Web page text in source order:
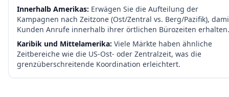
Innerhalb Amerikas: Erwägen Sie die Aufteilung der
Kampagnen nach Zeitzone (Ost/Zentral vs. Berg/Pazifik),
Kunden Anrufe innerhalb ihrer örtlichen Bürozeiten erhalten.
Karibik und Mittelamerika: Viele Märkte haben ähnliche
Zeitbereiche wie die US-Ost- oder Zentralzeit, was die
grenzüberschreitende Koordination erleichtert.